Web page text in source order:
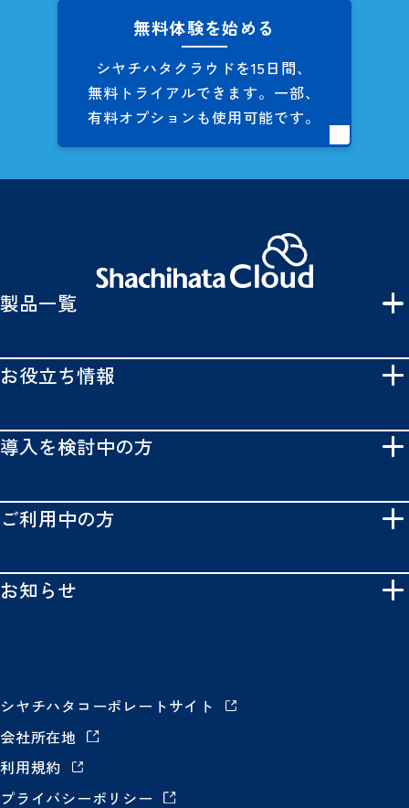
無料体験を始める
シヤチハタクラウドを15日間、
無料トライアルできます。 一部、
有料オプションも使用可能です。
製品一覧
お役立ち情報
導入を検討中の方
ご利用中の方
お知らせ
シヤチハタコーポレートサイト
会社所在地
利用規約
プライバシーポリシー